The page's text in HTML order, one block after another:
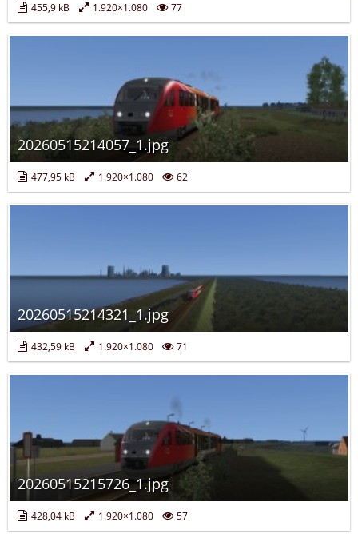
455,9 kB 1.920×1.080 77
20260515214057_1.jpg
477,95 kB 1.920×1.080 62
20260515214321_1.jpg
432,59 kB 1.920×1.080 71
20260515215726_1.jpg
428,04 kB 1.920×1.080 57